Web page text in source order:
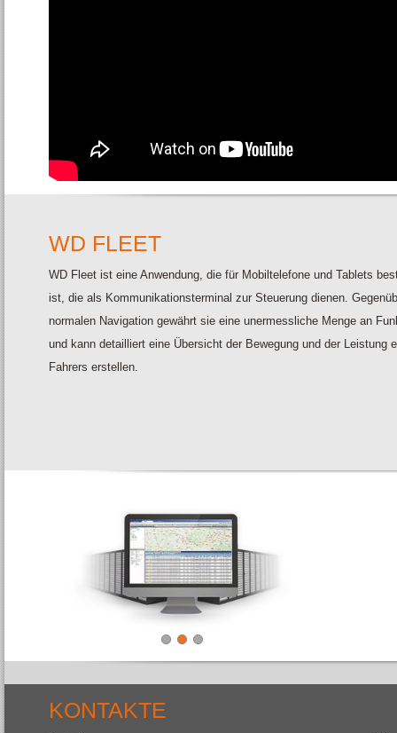
WD FLEET
WD Fleet ist eine Anwendung, die für Mobiltelefone und Tablets
ist, die als Kommunikationsterminal zur Steuerung dienen.
normalen Navigation gewährt sie eine unermessliche Menge an
und kann detailliert eine Übersicht der Bewegung und der Leistung
Fahrers erstellen.
KONTAKTE